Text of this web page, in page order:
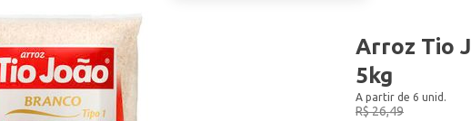
Arroz Tio
5kg
A partir de 6 unid.
R$ 26,49